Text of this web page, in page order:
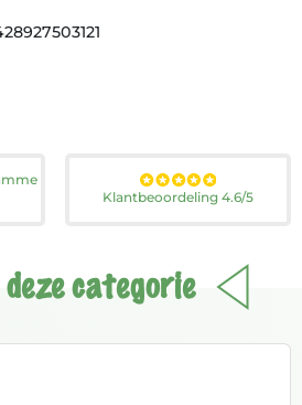
Klantbeoordeling 4.6/5
categorie